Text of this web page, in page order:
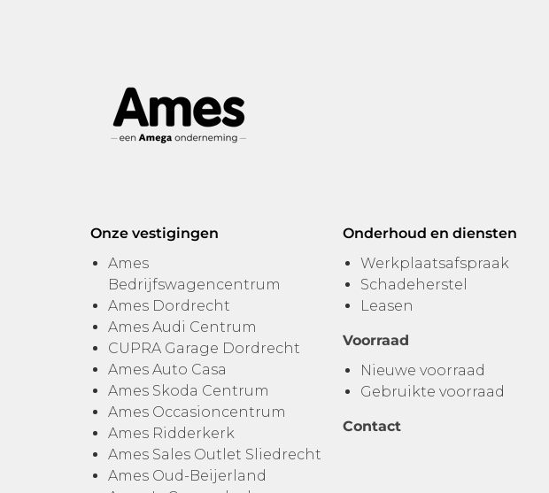
Onze vestigingen
Ames
Bedrijfswagencentrum
Ames Dordrecht
Ames Audi Centrum
CUPRA Garage Dordrecht
Ames Auto Casa
Ames Skoda Centrum
Ames Occasioncentrum
Ames Ridderkerk
Ames Sales Outlet Sliedrecht
Ames Oud-Beijerland
Onderhoud en diensten
Werkplaatsafspraak
Schadeherstel
Leasen
Voorraad
Nieuwe voorraad
Gebruikte voorraad
Contact